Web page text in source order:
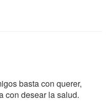
basta con querer,
con desear la salud.